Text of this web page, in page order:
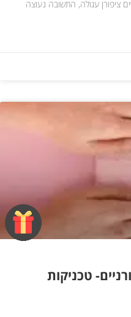
ציפורן עגולה, התשובה נעוצה
טכניקות